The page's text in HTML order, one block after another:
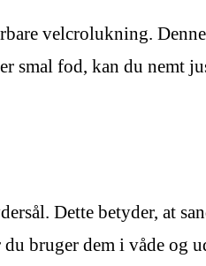
velcrolukning.
smal fod, kan du nemt
Dette betyder, at
bruger dem i våde og